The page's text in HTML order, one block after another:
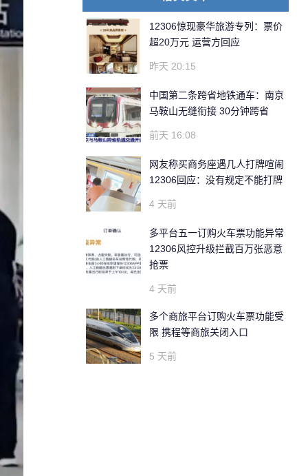
12306惊现豪华旅游专列：票价
超20万元 运营方回应
昨天 20:15
中国第二条跨省地铁通车：南京
马鞍山无缝衔接 30分钟跨省
前天 16:08
网友称买商务座遇几人打牌喧闹
12306回应：没有规定不能打牌
4 天前
多平台五一订购火车票功能异常
12306风控升级拦截百万张恶意
抢票
4 天前
多个商旅平台订购火车票功能受
限 携程等商旅关闭入口
5 天前